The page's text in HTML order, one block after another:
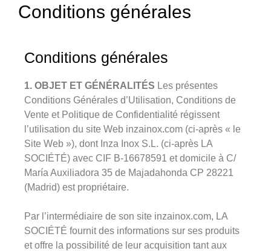
Conditions générales
Conditions générales
1. OBJET ET GÉNÉRALITÉS Les présentes
Conditions Générales d’Utilisation, Conditions de
Vente et Politique de Confidentialité régissent
l’utilisation du site Web inzainox.com (ci-après « le
Site Web »), dont Inza Inox S.L. (ci-après LA
SOCIÉTÉ) avec CIF B-16678591 et domicile à C/
María Auxiliadora 35 de Majadahonda CP 28221
(Madrid) est propriétaire.
Par l’intermédiaire de son site inzainox.com, LA
SOCIÉTÉ fournit des informations sur ses produits
et offre la possibilité de leur acquisition tant aux